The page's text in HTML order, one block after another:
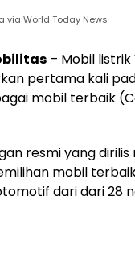
via World Today News
– Mobil
pertama kali
mobil terbaik
resmi yang dirilis
mobil
dari dari 28